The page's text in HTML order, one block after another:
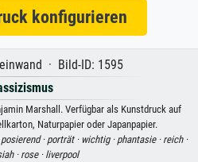
konfigurieren
· Bild-ID: 1595
Marshall. Verfügbar als Kunstdruck auf
Naturpapier oder Japanpapier.
posierend · porträt · wichtig · phantasie · reich ·
·rose · liverpool